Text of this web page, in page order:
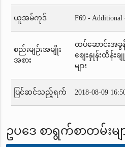
ယူအမ်ကုဒ် F69 - Additional
စည်းမျဉ်းအမျိုး
အစား
ထပ်ဆောင်းအခွန်
စျေးနှုန်းထိန်း
များ
ပြင်ဆင်သည့်ရက် 2018-08-09
ဥပဒေ စာရွက်စာတမ်းမျ